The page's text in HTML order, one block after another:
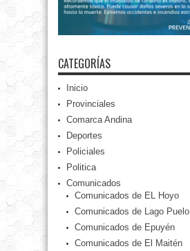
CATEGORÍAS
Inicio
Provinciales
Comarca Andina
Deportes
Policiales
Politica
Comunicados
Comunicados de EL Hoyo
Comunicados de Lago Puelo
Comunicados de Epuyén
Comunicados de El Maitén